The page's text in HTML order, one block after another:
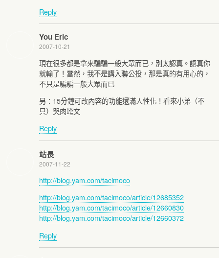
Reply
You Eric
2007-10-21
現在很多都是拿來騙騙一般大眾而已，別太認真。認真你
就輸了！當然，我不是講入聯公投，那是真的有用心的，
不只是騙騙一般大眾而已
另：15分鐘可改內容的功能還滿人性化！看來小弟（不
只）哭肉垮文
Reply
站長
2007-11-22
http://blog.yam.com/tacimoco
http://blog.yam.com/tacimoco/article/12685352
http://blog.yam.com/tacimoco/article/12660830
http://blog.yam.com/tacimoco/article/12660372
Reply